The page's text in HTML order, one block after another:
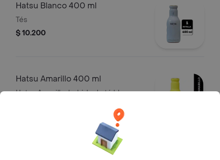
Hatsu Blanco 400 ml
Tés
$ 10.200
Hatsu Amarillo 400 ml
Hatsu Amarillo, bebida de té blanco